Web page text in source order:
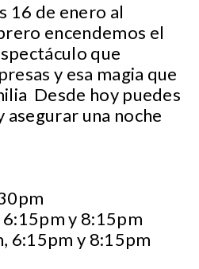
16 de enero al
encendemos el
que
y esa magia que
Desde hoy puedes
una noche
y 8:15pm
6:15pm y 8:15pm